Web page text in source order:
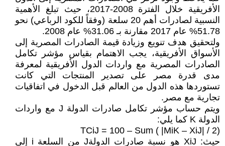
الأفريقية خلال الفترة 2008-2017، حيث تبلغ الأهمية
النسبية لصادرات أهم 20 سلعة (وفقاً للكود الرباعي) نحو
51.78% عام 2017 مقارنة بـ 31.06% عام 2008.
ولتحقيق هدف تنويع وزيادة قيمة الصادرات المصرية إلى
الأسواق الأفريقية، يجب الاهتمام بقياس مؤشر تكامل
الصادرات المصرية مع واردات الدول الأفريقية لمعرفة
مدى قدرة مصر على تصدير المنتجات التي كانت
تستوردها هذه الدول من العالم قبل الدخول في اتفاقيات
تجارية مع مصر.
ويتم حساب مؤشر تكامل صادرات الدولة J مع واردات
الدولة K كما يلي:
TCiJ = 100 – Sum ( |MiK – XiJ| / 2)
حيث: XiJ هو نسبة صادرات الدولةJ من السلعة i إلى